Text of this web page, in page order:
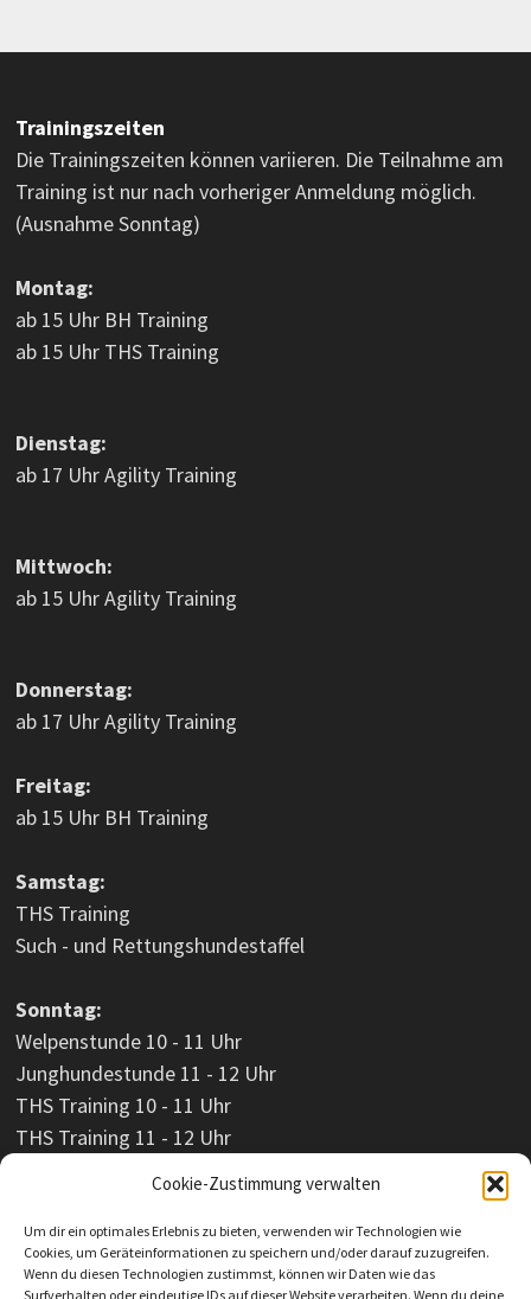
Cookie-Zustimmung verwalten
Um dir ein optimales Erlebnis zu bieten, verwenden wir Technologien wie
Cookies, um Geräteinformationen zu speichern und/oder darauf zuzugreifen.
Wenn du diesen Technologien zustimmst, können wir Daten wie das
Surfverhalten oder eindeutige IDs auf dieser Website verarbeiten. Wenn du deine
Trainingszeiten
Die Trainingszeiten können variieren. Die Teilnahme am
Training ist nur nach vorheriger Anmeldung möglich.
(Ausnahme Sonntag)
Montag:
ab 15 Uhr BH Training
ab 15 Uhr THS Training
Dienstag:
ab 17 Uhr Agility Training
Mittwoch:
ab 15 Uhr Agility Training
Donnerstag:
ab 17 Uhr Agility Training
Freitag:
ab 15 Uhr BH Training
Samstag:
THS Training
Such - und Rettungshundestaffel
Sonntag:
Welpenstunde 10 - 11 Uhr
Junghundestunde 11 - 12 Uhr
THS Training 10 - 11 Uhr
THS Training 11 - 12 Uhr